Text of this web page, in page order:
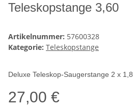
Teleskopstange 3,60
Artikelnummer: 57600328
Kategorie: Teleskopstange
Deluxe Teleskop-Saugerstange 2 x
27,00 €